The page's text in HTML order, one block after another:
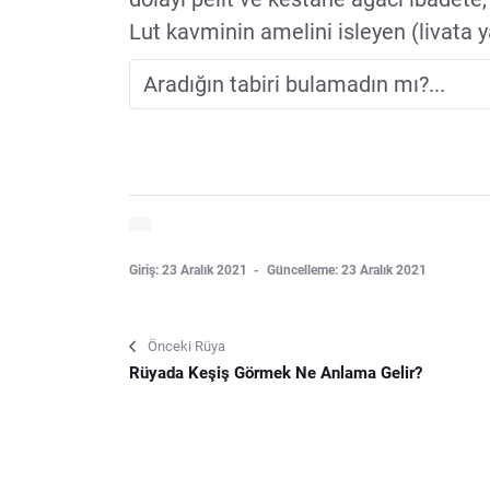
Lut kavminin amelini isleyen (livata
Giriş: 23 Aralık 2021 Güncelleme: 23 Aralık 2021
Önceki Rüya
Rüyada Keşiş Görmek Ne Anlama Gelir?